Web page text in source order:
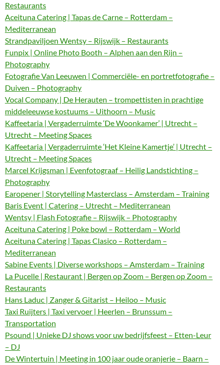
Restaurants
Aceituna Catering | Tapas de Carne – Rotterdam –
Mediterranean
Strandpaviljoen Wentsy – Rijswijk – Restaurants
Funpix | Online Photo Booth – Alphen aan den Rijn –
Photography
Fotografie Van Leeuwen | Commerciële- en portretfotografie –
Duiven – Photography
Vocal Company | De Herauten – trompettisten in prachtige
middeleeuwse kostuums – Uithoorn – Music
Kaffeetaria | Vergaderruimte ‘De Woonkamer’ | Utrecht –
Utrecht – Meeting Spaces
Kaffeetaria | Vergaderruimte ‘Het Kleine Kamertje’ | Utrecht –
Utrecht – Meeting Spaces
Marcel Krijgsman | Evenfotograaf – Heilig Landstichting –
Photography
Earopener | Storytelling Masterclass – Amsterdam – Training
Baris Event | Catering – Utrecht – Mediterranean
Wentsy | Flash Fotografie – Rijswijk – Photography
Aceituna Catering | Poke bowl – Rotterdam – World
Aceituna Catering | Tapas Clasico – Rotterdam –
Mediterranean
Sabine Events | Diverse workshops – Amsterdam – Training
La Pucelle | Restaurant | Bergen op Zoom – Bergen op Zoom –
Restaurants
Hans Laduc | Zanger & Gitarist – Heiloo – Music
Taxi Ruijters | Taxi vervoer | Heerlen – Brunssum –
Transportation
Psound | Unieke DJ shows voor uw bedrijfsfeest – Etten-Leur
– DJ
De Wintertuin | Meeting in 100 jaar oude oranjerie – Baarn –